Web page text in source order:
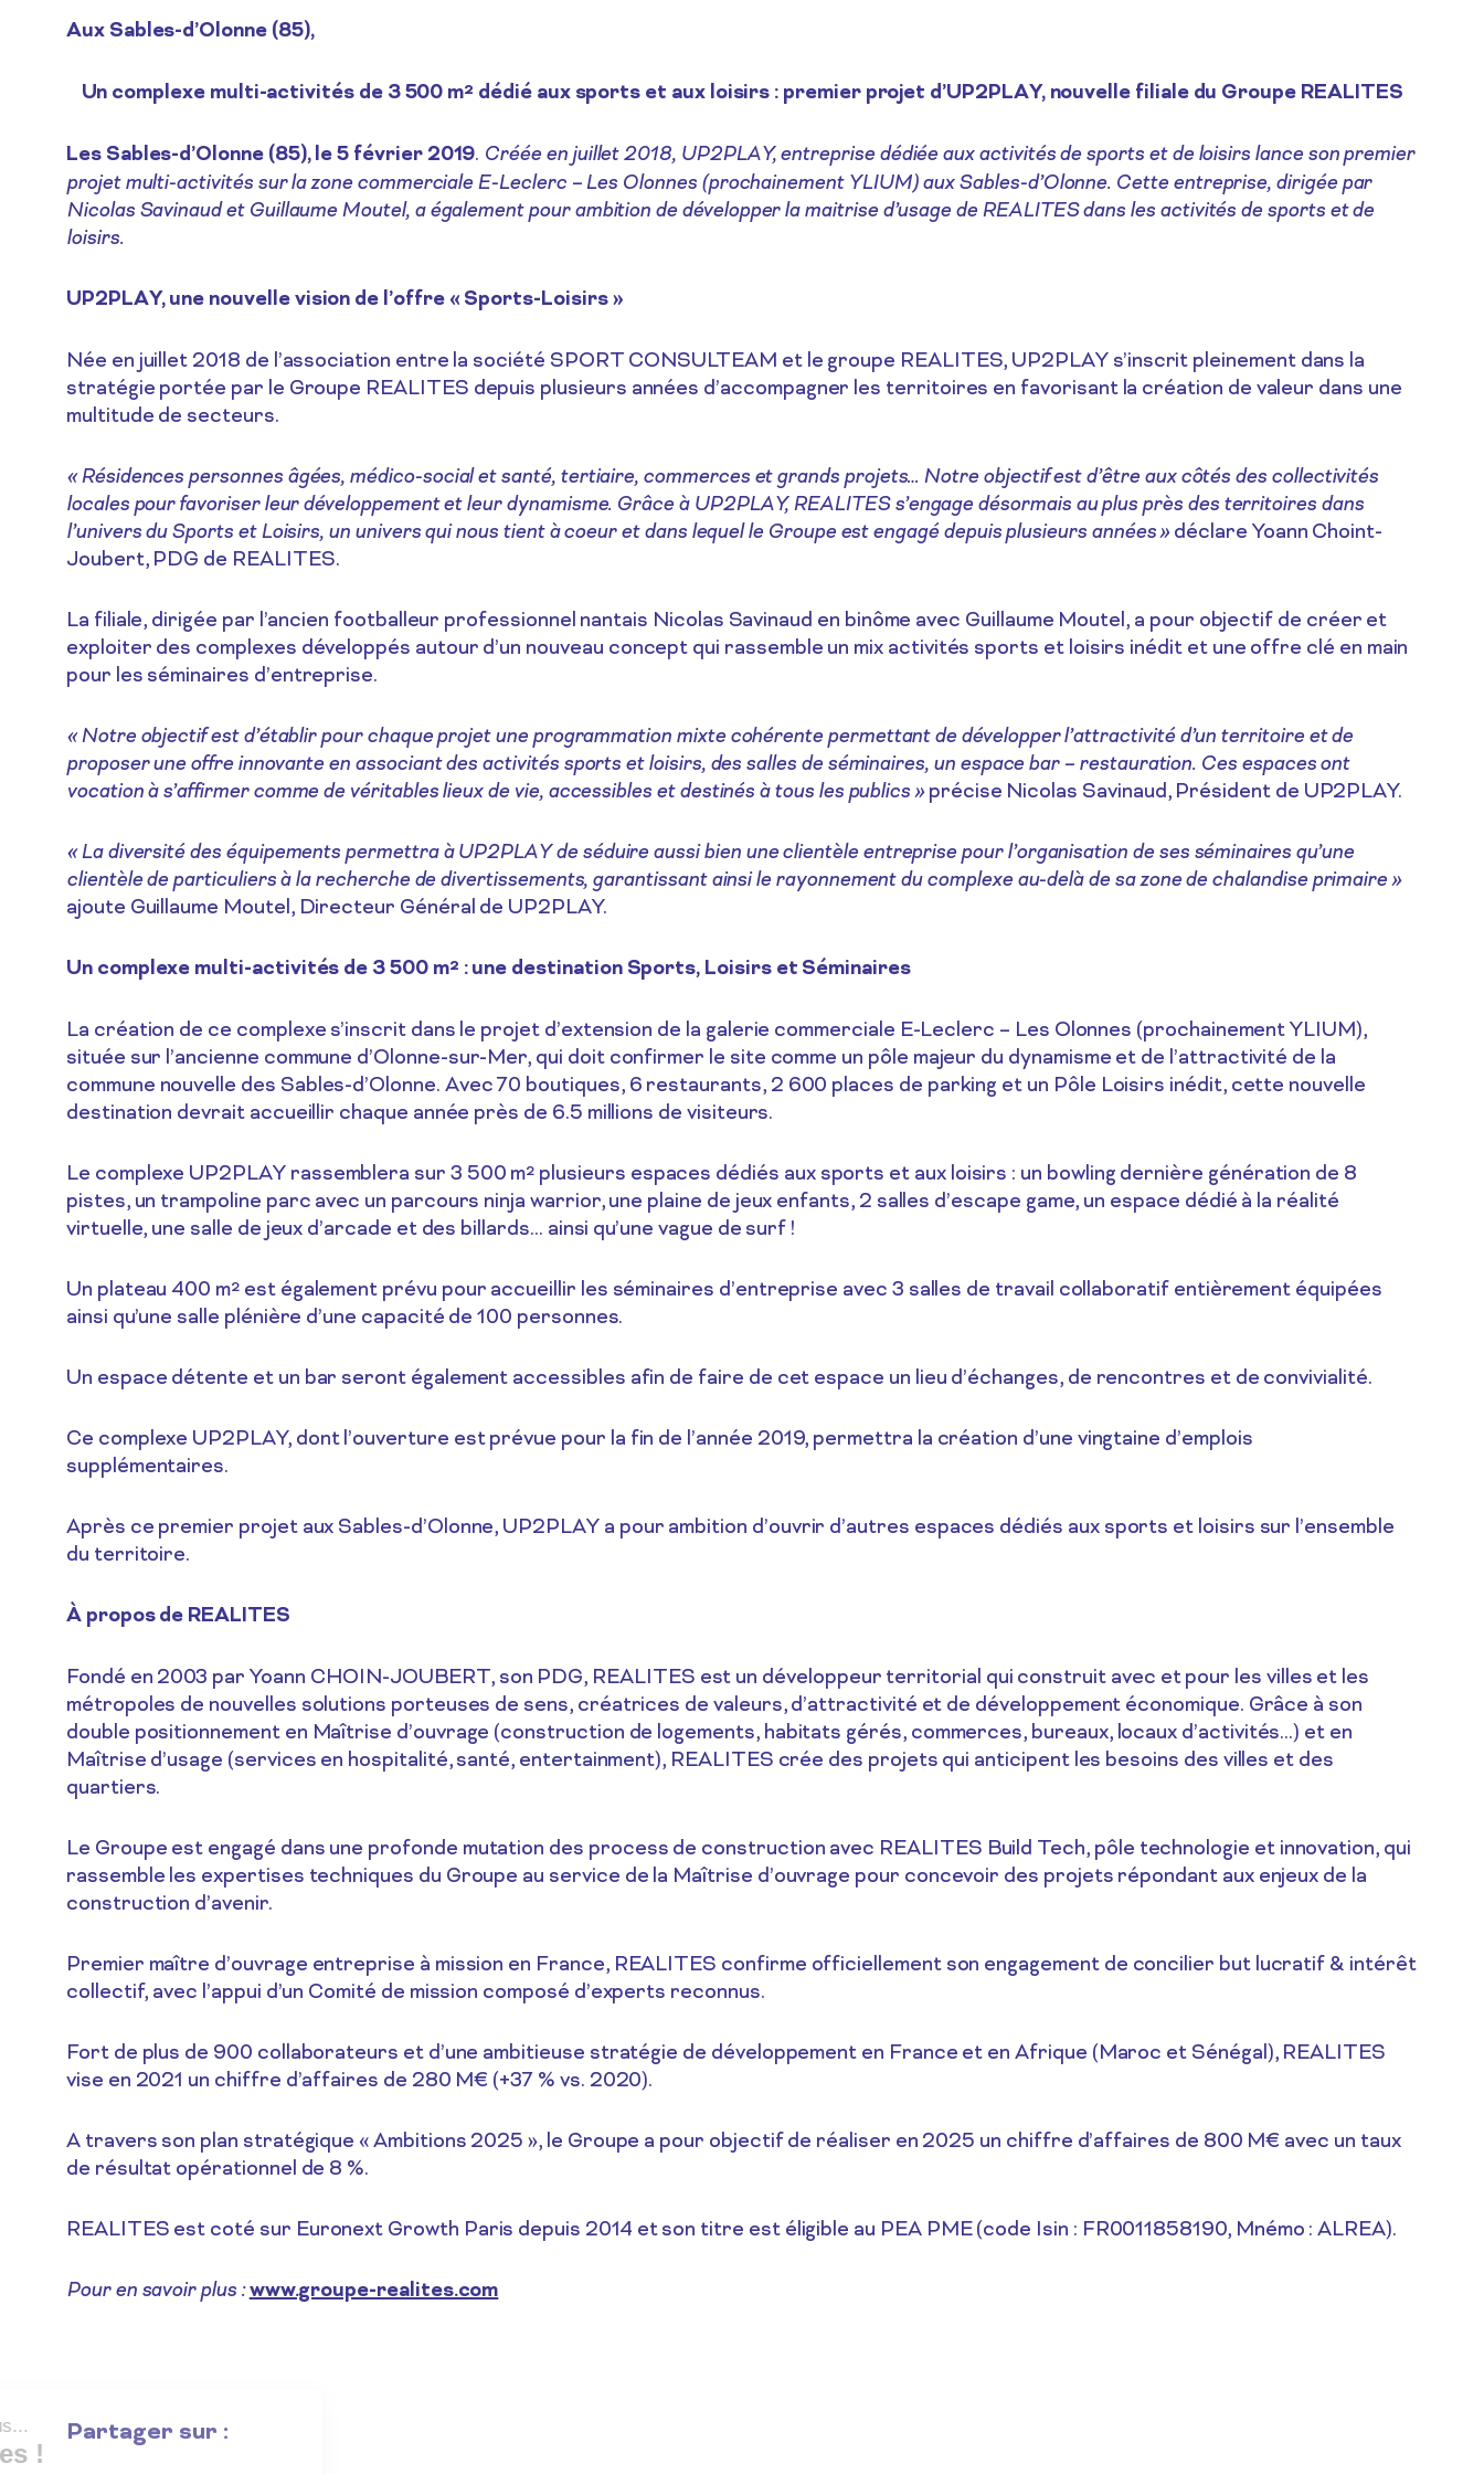
Aux Sables-d’Olonne (85),
Un complexe multi-activités de 3 500 m² dédié aux sports et aux loisirs : premier projet d’UP2PLAY, nouvelle filiale du Groupe REALITES
Les Sables-d’Olonne (85), le 5 février 2019. Créée en juillet 2018, UP2PLAY, entreprise dédiée aux activités de sports et de loisirs lance son premier
projet multi-activités sur la zone commerciale E-Leclerc – Les Olonnes (prochainement YLIUM) aux Sables-d’Olonne. Cette entreprise, dirigée par
Nicolas Savinaud et Guillaume Moutel, a également pour ambition de développer la maitrise d’usage de REALITES dans les activités de sports et de
loisirs.
UP2PLAY, une nouvelle vision de l’offre « Sports-Loisirs »
Née en juillet 2018 de l’association entre la société SPORT CONSULTEAM et le groupe REALITES, UP2PLAY s’inscrit pleinement dans la
stratégie portée par le Groupe REALITES depuis plusieurs années d’accompagner les territoires en favorisant la création de valeur dans une
multitude de secteurs.
« Résidences personnes âgées, médico-social et santé, tertiaire, commerces et grands projets… Notre objectif est d’être aux côtés des collectivités
locales pour favoriser leur développement et leur dynamisme. Grâce à UP2PLAY, REALITES s’engage désormais au plus près des territoires dans
l’univers du Sports et Loisirs, un univers qui nous tient à coeur et dans lequel le Groupe est engagé depuis plusieurs années »déclare Yoann Choint-
Joubert, PDG de REALITES.
La filiale, dirigée par l’ancien footballeur professionnel nantais Nicolas Savinaud en binôme avec Guillaume Moutel, a pour objectif de créer et
exploiter des complexes développés autour d’un nouveau concept qui rassemble un mix activités sports et loisirs inédit et une offre clé en main
pour les séminaires d’entreprise.
« Notre objectif est d’établir pour chaque projet une programmation mixte cohérente permettant de développer l’attractivité d’un territoire et de
proposer une offre innovante en associant des activités sports et loisirs, des salles de séminaires, un espace bar – restauration. Ces espaces ont
vocation à s’affirmer comme de véritables lieux de vie, accessibles et destinés à tous les publics »précise Nicolas Savinaud, Président de UP2PLAY.
« La diversité des équipements permettra à UP2PLAY de séduire aussi bien une clientèle entreprise pour l’organisation de ses séminaires qu’une
clientèle de particuliers à la recherche de divertissements, garantissant ainsi le rayonnement du complexe au-delà de sa zone de chalandise primaire »
ajoute Guillaume Moutel, Directeur Général de UP2PLAY.
Un complexe multi-activités de 3 500 m² : une destination Sports, Loisirs et Séminaires
La création de ce complexe s’inscrit dans le projet d’extension de la galerie commerciale E-Leclerc – Les Olonnes (prochainement YLIUM),
située sur l’ancienne commune d’Olonne-sur-Mer, qui doit confirmer le site comme un pôle majeur du dynamisme et de l’attractivité de la
commune nouvelle des Sables-d’Olonne. Avec 70 boutiques, 6 restaurants, 2 600 places de parking et un Pôle Loisirs inédit, cette nouvelle
destination devrait accueillir chaque année près de 6.5 millions de visiteurs.
Le complexe UP2PLAY rassemblera sur 3 500 m² plusieurs espaces dédiés aux sports et aux loisirs : un bowling dernière génération de 8
pistes, un trampoline parc avec un parcours ninja warrior, une plaine de jeux enfants, 2 salles d’escape game, un espace dédié à la réalité
virtuelle, une salle de jeux d’arcade et des billards… ainsi qu’une vague de surf !
Un plateau 400 m² est également prévu pour accueillir les séminaires d’entreprise avec 3 salles de travail collaboratif entièrement équipées
ainsi qu’une salle plénière d’une capacité de 100 personnes.
Un espace détente et un bar seront également accessibles afin de faire de cet espace un lieu d’échanges, de rencontres et de convivialité.
Ce complexe UP2PLAY, dont l’ouverture est prévue pour la fin de l’année 2019, permettra la création d’une vingtaine d’emplois
supplémentaires.
Après ce premier projet aux Sables-d’Olonne, UP2PLAY a pour ambition d’ouvrir d’autres espaces dédiés aux sports et loisirs sur l’ensemble
du territoire.
À propos de REALITES
Fondé en 2003 par Yoann CHOIN-JOUBERT, son PDG, REALITES est un développeur territorial qui construit avec et pour les villes et les
métropoles de nouvelles solutions porteuses de sens, créatrices de valeurs, d’attractivité et de développement économique. Grâce à son
double positionnement en Maîtrise d’ouvrage (construction de logements, habitats gérés, commerces, bureaux, locaux d’activités…) et en
Maîtrise d’usage (services en hospitalité, santé, entertainment), REALITES crée des projets qui anticipent les besoins des villes et des
quartiers.
Le Groupe est engagé dans une profonde mutation des process de construction avec REALITES Build Tech, pôle technologie et innovation, qui
rassemble les expertises techniques du Groupe au service de la Maîtrise d’ouvrage pour concevoir des projets répondant aux enjeux de la
construction d’avenir.
Premier maître d’ouvrage entreprise à mission en France, REALITES confirme officiellement son engagement de concilier but lucratif & intérêt
collectif, avec l’appui d’un Comité de mission composé d’experts reconnus.
Fort de plus de 900 collaborateurs et d’une ambitieuse stratégie de développement en France et en Afrique (Maroc et Sénégal), REALITES
vise en 2021 un chiffre d’affaires de 280 M€ (+37 % vs. 2020).
A travers son plan stratégique « Ambitions 2025 », le Groupe a pour objectif de réaliser en 2025 un chiffre d’affaires de 800 M€ avec un taux
de résultat opérationnel de 8 %.
REALITES est coté sur Euronext Growth Paris depuis 2014 et son titre est éligible au PEA PME (code Isin : FR0011858190, Mnémo : ALREA).
Pour en savoir plus :www.groupe-realites.com
Partager sur :
Salut c'est nous...
les Cookies !